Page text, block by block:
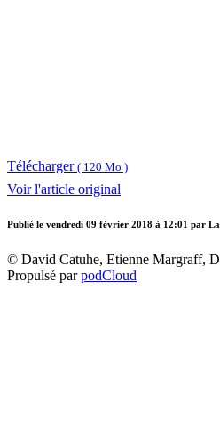
Télécharger ( 120 Mo )
Voir l'article original
Publié le vendredi 09 février 2018 à 12:01 par
© David Catuhe, Etienne Margraff,
Propulsé parpodCloud